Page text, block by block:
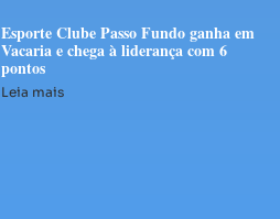
Esporte Clube Passo Fundo ganha em
Vacaria e chega à liderança com 6
pontos
Leia mais